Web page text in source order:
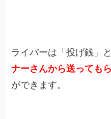
ライバーは「投げ銭」
ナーさんから送っても
ができます。